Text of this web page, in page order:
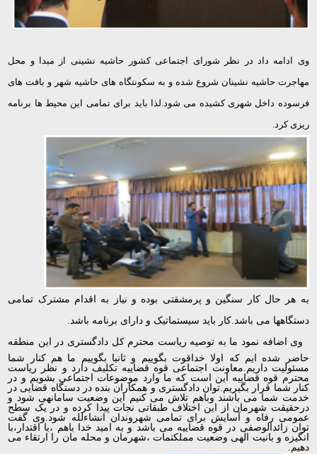
وی ادامه داد در نظر شورای اجتماعی کشور حاشیه نشینی از مبدا و محل
مهاجرت حاشیه نشینان شروع شده و به سکونتگاه های حاشیه شهر و بافت های
فرسوده داخل شهری کشیده می شود.لذا باید برای تمامی این محیط ها برنامه
ریزی کرد.
به هر حال کار سنگین و پرمشقتی بوده و نیاز به اقدام مشترک تمامی
دستگاهها می باشد.کار باید سیستماتیک و دارای برنامه باشد.
وی اضافه نمود ما به توصیه ریاست محترم کل دادگستری در این منطقه
حاضر شده ایم که اولا خداقوت بگوییم و ثانیا بگوییم ما هم کنار شما
مسئولیت داریم.معاونت اجتماعی قوه قضاییه تکلیف دارد و نظر ریاست
محترم قوه قضاییه این است که ما وارد موضوعات اجتماعی بشویم و در
کنار شما قرار بگیریم.توان دادگستری و همکاران بنده در دستگاه قضایی در
خدمت شما می باشند وباهم تلاش می کنیم این وضعیت سامانهی شود و
درحقیقت شهرمان از این اختلاف طبقاتی نجات پیدا کرده و در یک سطح
عمومی رفاه و آسایش برای تمامی شهروندان انشاءلله شود.وی گفت
توان زائدالوصفی در قوه قضاییه می باشد و به امید خدا باهم ،با اقتدار،با
انگیزه و بانیت الهی وضعیت مملکتمات ،شهرمان و محله مان را ارتقاء می
دهیم.